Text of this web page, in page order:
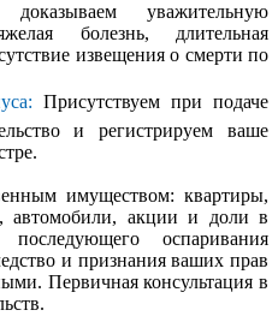
доказываем уважительную
болезнь, длительная
извещения о смерти по
Присутствуем при подаче
и регистрируем ваше
имуществом: квартиры,
автомобили, акции и доли в
оспаривания
и признания ваших прав
Первичная консультация в